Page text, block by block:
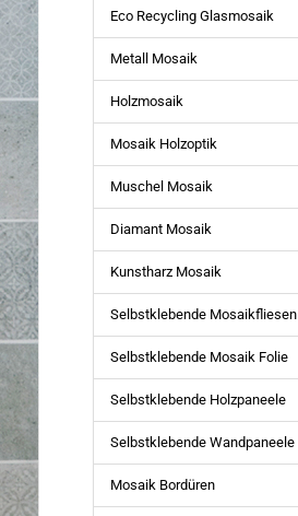
Eco Recycling Glasmosaik
Metall Mosaik
Holzmosaik
Mosaik Holzoptik
Muschel Mosaik
Diamant Mosaik
Kunstharz Mosaik
Selbstklebende Mosaikfliesen
Selbstklebende Mosaik Folie
Selbstklebende Holzpaneele
Selbstklebende Wandpaneele
Mosaik Bordüren